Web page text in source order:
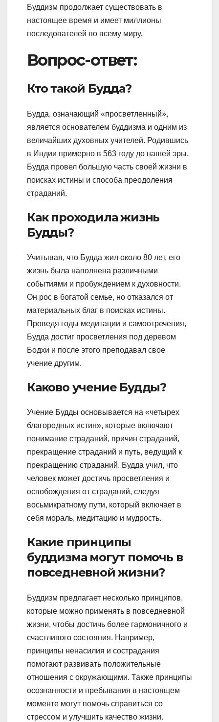
Буддизм продолжает существовать в
настоящее время и имеет миллионы
последователей по всему миру.
Вопрос-ответ:
Кто такой Будда?
Будда, означающий «просветленный»,
является основателем буддизма и одним из
величайших духовных учителей. Родившись
в Индии примерно в 563 году до нашей эры,
Будда провел большую часть своей жизни в
поисках истины и способа преодоления
страданий.
Как проходила жизнь
Будды?
Учитывая, что Будда жил около 80 лет, его
жизнь была наполнена различными
событиями и пробуждением к духовности.
Он рос в богатой семье, но отказался от
материальных благ в поисках истины.
Проведя годы медитации и самоотречения,
Будда достиг просветления под деревом
Бодхи и после этого преподавал свое
учение другим.
Каково учение Будды?
Учение Будды основывается на «четырех
благородных истин», которые включают
понимание страданий, причин страданий,
прекращение страданий и путь, ведущий к
прекращению страданий. Будда учил, что
человек может достичь просветления и
освобождения от страданий, следуя
восьмикратному пути, который включает в
себя мораль, медитацию и мудрость.
Какие принципы
буддизма могут помочь в
повседневной жизни?
Буддизм предлагает несколько принципов,
которые можно применять в повседневной
жизни, чтобы достичь более гармоничного и
счастливого состояния. Например,
принципы ненасилия и сострадания
помогают развивать положительные
отношения с окружающими. Также принципы
осознанности и пребывания в настоящем
моменте могут помочь справиться со
стрессом и улучшить качество жизни.